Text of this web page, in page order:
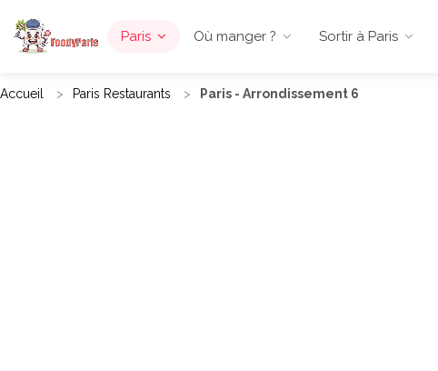
Paris Où manger ? Sortir à Paris
Accueil Paris Restaurants Paris - Arrondissement 6